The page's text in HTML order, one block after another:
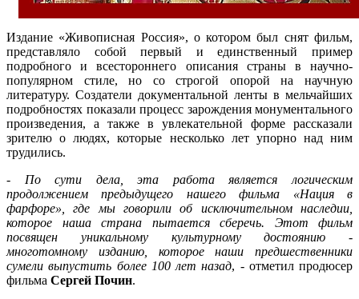
Издание «Живописная Россия», о котором был снят фильм,
представляло собой первый и единственный пример
подробного и всестороннего описания страны в научно-
популярном стиле, но со строгой опорой на научную
литературу. Создатели документальной ленты в мельчайших
подробностях показали процесс зарождения монументального
произведения, а также в увлекательной форме рассказали
зрителю о людях, которые несколько лет упорно над ним
трудились.
- По сути дела, эта работа является логическим
продолжением предыдущего нашего фильма «Нация в
фарфоре», где мы говорили об исключительном наследии,
которое наша страна пытается сберечь. Этот фильм
посвящен уникальному культурному достоянию -
многотомному изданию, которое наши предшественники
сумели выпустить более 100 лет назад, - отметил продюсер
фильма Сергей Почин.